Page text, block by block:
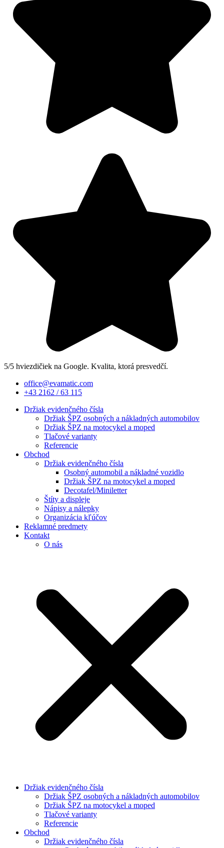
5/5 hviezdičiek na Google. Kvalita, ktorá presvedčí.
office@evamatic.com
+43 2162 / 63 115
Držiak evidenčného čísla
Držiak ŠPZ osobných a nákladných automobilov
Držiak ŠPZ na motocykel a moped
Tlačové varianty
Referencie
Obchod
Držiak evidenčného čísla
Osobný automobil a nákladné vozidlo
Držiak ŠPZ na motocykel a moped
Decotafel/Miniletter
Štíty a displeje
Nápisy a nálepky
Organizácia kľúčov
Reklamné predmety
Kontakt
O nás
Držiak evidenčného čísla
Držiak ŠPZ osobných a nákladných automobilov
Držiak ŠPZ na motocykel a moped
Tlačové varianty
Referencie
Obchod
Držiak evidenčného čísla